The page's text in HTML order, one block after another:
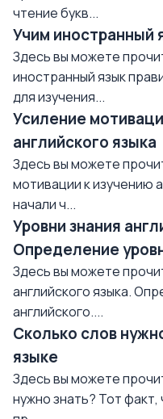
чтение букв...
Учим иностранный
Здесь вы можете
иностранный язык
для изучения...
Усиление
английского языка
Здесь вы можете
мотивации к изучению
начали ч...
Уровни знания
Определение
Здесь вы можете
английского языка.
английского....
Сколько слов
языке
Здесь вы можете
нужно знать? Тот